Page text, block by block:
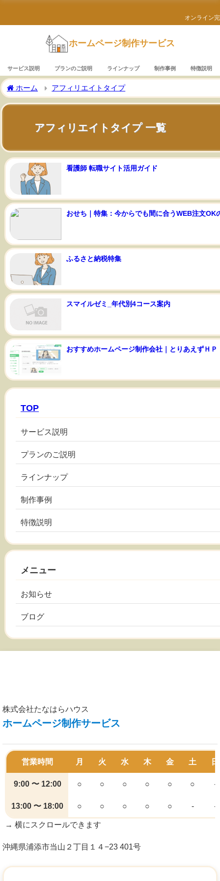
オンライン
ホームページ制作サービス
サービス説明 プランのご説明 ラインナップ 制作事例 特徴説明
ホーム アフィリエイトタイプ
アフィリエイトタイプ 一覧
看護師 転職サイト活用ガイド
おせち｜特集：今からでも間に合うWEB注文OK
ふるさと納税特集
スマイルゼミ_年代別4コース案内
おすすめホームページ制作会社｜とりあえずＨＰ
TOP
サービス説明
プランのご説明
ラインナップ
制作事例
特徴説明
メニュー
お知らせ
ブログ
株式会社たなはらハウス
ホームページ制作サービス
営業時間 月 火 水 木 金 土 日
9:00 〜 12:00 ○ ○ ○ ○ ○ ○ -
13:00 〜 18:00 ○ ○ ○ ○ ○ - -
→ 横にスクロールできます
沖縄県浦添市当山２丁目１４−23 401号